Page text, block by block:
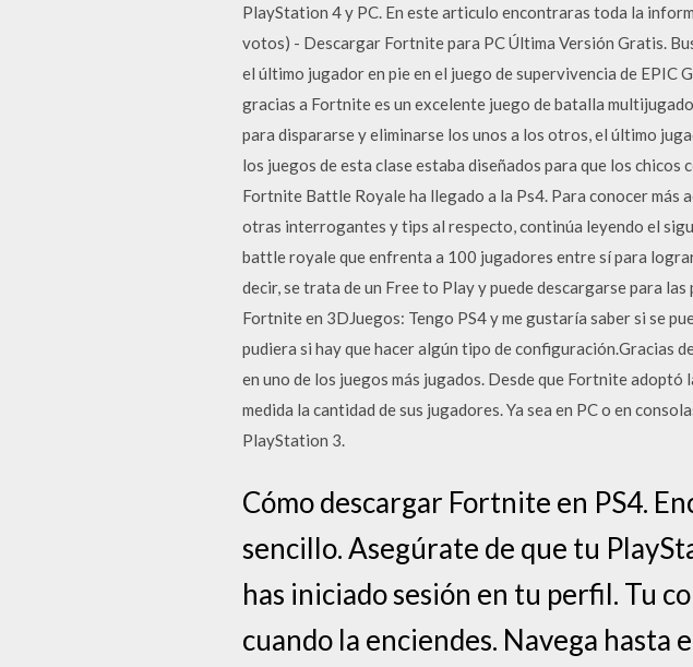
PlayStation 4 y PC. En este articulo encontraras toda la
votos) - Descargar Fortnite para PC Última Versión Gratis.
el último jugador en pie en el juego de supervivencia de
gracias a Fortnite es un excelente juego de batalla
para dispararse y eliminarse los unos a los otros, el último
los juegos de esta clase estaba diseñados para que los
Fortnite Battle Royale ha llegado a la Ps4. Para conocer más
otras interrogantes y tips al respecto, continúa leyendo el
battle royale que enfrenta a 100 jugadores entre sí para
decir, se trata de un Free to Play y puede descargarse para
Fortnite en 3DJuegos: Tengo PS4 y me gustaría saber si se
pudiera si hay que hacer algún tipo de configuración.Gracias
en uno de los juegos más jugados. Desde que Fortnite
medida la cantidad de sus jugadores. Ya sea en PC o en
PlayStation 3.
Cómo descargar Fortnite en PS4.
sencillo. Asegúrate de que tu
has iniciado sesión en tu perfil. Tu
cuando la enciendes. Navega